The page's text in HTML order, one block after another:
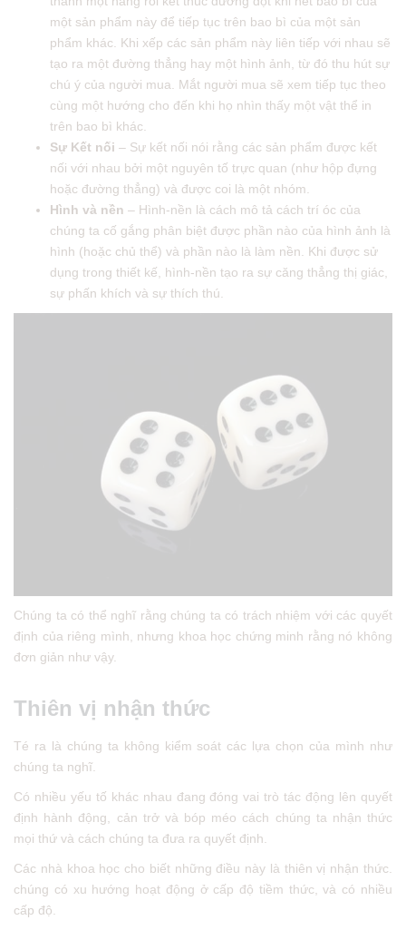
một sản phẩm này để tiếp tục trên bao bì của một sản
phẩm khác. Khi xếp các sản phẩm này liên tiếp với nhau sẽ
tạo ra một đường thẳng hay một hình ảnh, từ đó thu hút sự
chú ý của người mua. Mắt người mua sẽ xem tiếp tục theo
cùng một hướng cho đến khi họ nhìn thấy một vật thể in
trên bao bì khác.
Sự Kết nối – Sự kết nối nói rằng các sản phẩm được kết
nối với nhau bởi một nguyên tố trực quan (như hộp đựng
hoặc đường thẳng) và được coi là một nhóm.
Hình và nền – Hình-nền là cách mô tả cách trí óc của
chúng ta cố gắng phân biệt được phần nào của hình ảnh là
hình (hoặc chủ thể) và phần nào là làm nền. Khi được sử
dụng trong thiết kế, hình-nền tạo ra sự căng thẳng thị giác,
sự phấn khích và sự thích thú.
Chúng ta có thể nghĩ rằng chúng ta có trách nhiệm với các quyết
định của riêng mình, nhưng khoa học chứng minh rằng nó không
đơn giản như vậy.
Thiên vị nhận thức
Té ra là chúng ta không kiểm soát các lựa chọn của mình như
chúng ta nghĩ.
Có nhiều yếu tố khác nhau đang đóng vai trò tác động lên quyết
định hành động, cản trở và bóp méo cách chúng ta nhận thức
mọi thứ và cách chúng ta đưa ra quyết định.
Các nhà khoa học cho biết những điều này là thiên vị nhận thức.
chúng có xu hướng hoạt động ở cấp độ tiềm thức, và có nhiều
cấp độ.